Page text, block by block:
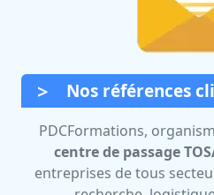
Nos références
PDCFormations,
centre de passage
entreprises de tous